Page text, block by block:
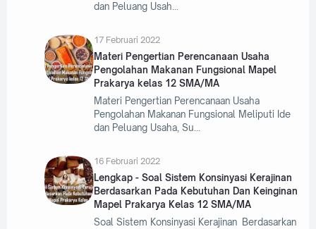
dan Peluang Usah
17 Februari 2022
Materi Pengertian Perencanaan Usaha
Pengolahan Makanan Fungsional Mapel
Prakarya kelas 12 SMA/MA
Materi Pengertian Perencanaan Usaha
Pengolahan Makanan Fungsional Meliputi Ide
dan Peluang Usaha, Su
16 Februari 2022
Lengkap - Soal Sistem Konsinyasi Kerajinan
Berdasarkan Pada Kebutuhan Dan Keinginan
Mapel Prakarya Kelas 12 SMA/MA
Soal Sistem Konsinyasi Kerajinan Berdasarkan